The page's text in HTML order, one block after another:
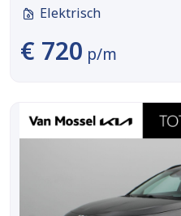
Elektrisch
€ 720 p/m